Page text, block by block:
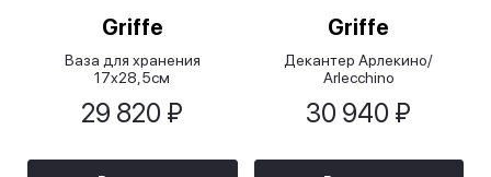
Griffe
Ваза для хранения
17х28,5см
29 820 ₽
Griffe
Декантер Арлекино/
Arlecchino
30 940 ₽